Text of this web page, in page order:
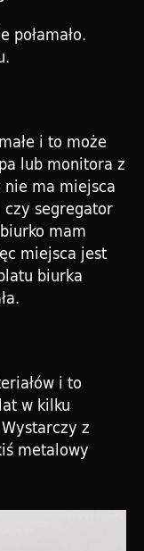
połamało.
i to może
lub monitora z
ma miejsca
segregator
mam
miejsca jest
biurka
i to
w kilku
z
metalowy